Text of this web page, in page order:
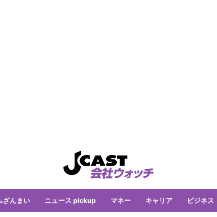
ざんまい ニュース pickup マネー キャリア ビジネス